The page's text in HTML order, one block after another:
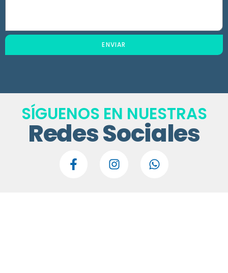
ENVIAR
SÍGUENOS EN NUESTRAS
Redes Sociales